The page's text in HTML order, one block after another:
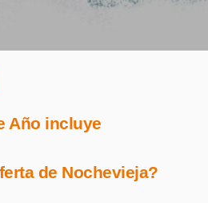
Año incluye
de Nochevieja?